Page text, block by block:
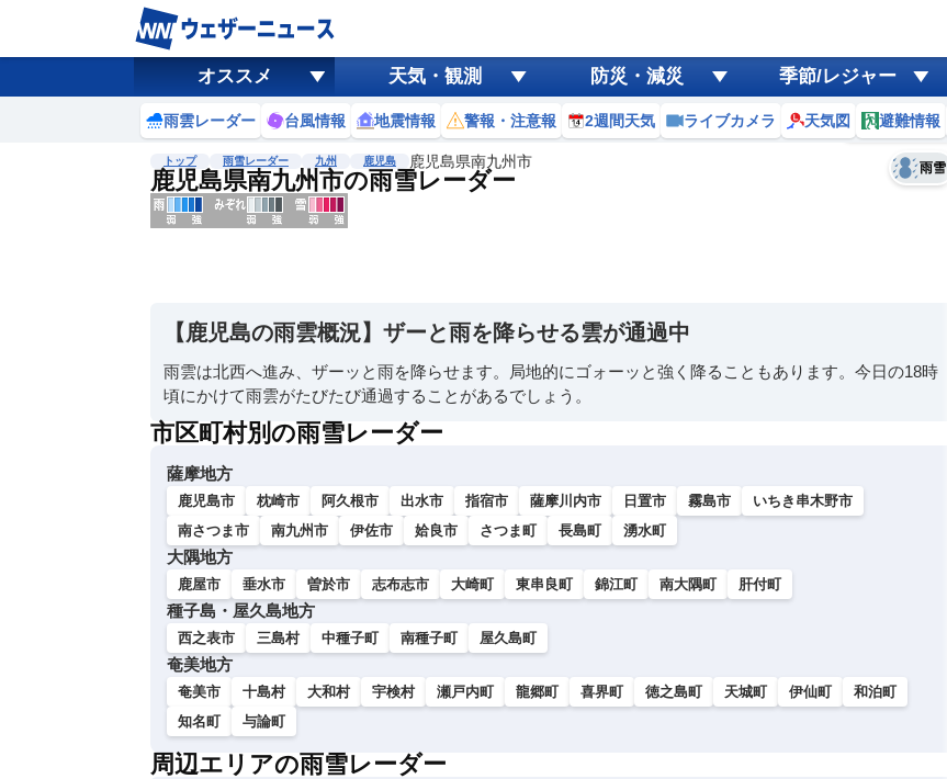
オススメ 天気・観測 防災・減災 季節/レジャー
雨雲レーダー 台風情報 地震情報 警報・注意報 2週間天気 ライブカメラ 天気図 避難情報
トップ 雨雪レーダー 九州 鹿児島 鹿児島県南九州市
鹿児島県南九州市の雨雪レーダー 雨雪
予報士コメント
黄砂
天気 台風
【鹿児島の雨雲概況】ザーと雨を降らせる雲が通過中
雨雲は北西へ進み、ザーッと雨を降らせます。局地的にゴォーッと強く降ることもあります。今日の18時
頃にかけて雨雲がたびたび通過することがあるでしょう。
市区町村別の雨雪レーダー
薩摩地方
鹿児島市 枕崎市 阿久根市 出水市 指宿市 薩摩川内市 日置市 霧島市
いちき串木野市
南さつま市
南九州市 伊佐市 姶良市 さつま町 長島町 湧水町
大隅地方
鹿屋市 垂水市 曽於市 志布志市 大崎町 東串良町 錦江町 南大隅町 肝付町
種子島・屋久島地方
西之表市 三島村 中種子町 南種子町 屋久島町
奄美地方
奄美市 十島村 大和村 宇検村 瀬戸内町 龍郷町 喜界町 徳之島町 天城町 伊仙町
和泊町
知名町
与論町
周辺エリアの雨雪レーダー